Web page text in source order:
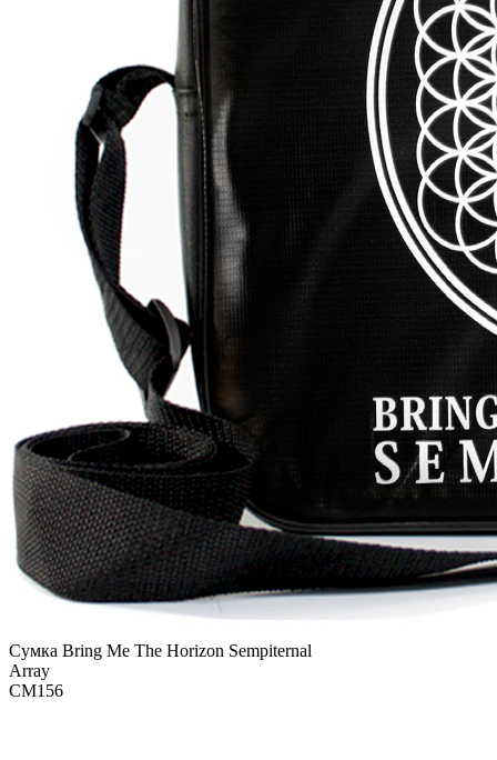
Сумка Bring Me The Horizon Sempiternal
Array
СМ156